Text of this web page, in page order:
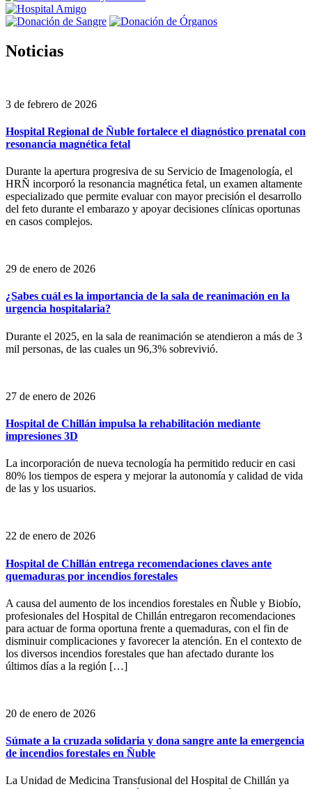
Noticias
3 de febrero de 2026
Hospital Regional de Ñuble fortalece el diagnóstico prenatal con
resonancia magnética fetal
Durante la apertura progresiva de su Servicio de Imagenología, el
HRÑ incorporó la resonancia magnética fetal, un examen altamente
especializado que permite evaluar con mayor precisión el desarrollo
del feto durante el embarazo y apoyar decisiones clínicas oportunas
en casos complejos.
29 de enero de 2026
¿Sabes cuál es la importancia de la sala de reanimación en la
urgencia hospitalaria?
Durante el 2025, en la sala de reanimación se atendieron a más de 3
mil personas, de las cuales un 96,3% sobrevivió.
27 de enero de 2026
Hospital de Chillán impulsa la rehabilitación mediante
impresiones 3D
La incorporación de nueva tecnología ha permitido reducir en casi
80% los tiempos de espera y mejorar la autonomía y calidad de vida
de las y los usuarios.
22 de enero de 2026
Hospital de Chillán entrega recomendaciones claves ante
quemaduras por incendios forestales
A causa del aumento de los incendios forestales en Ñuble y Biobío,
profesionales del Hospital de Chillán entregaron recomendaciones
para actuar de forma oportuna frente a quemaduras, con el fin de
disminuir complicaciones y favorecer la atención. En el contexto de
los diversos incendios forestales que han afectado durante los
últimos días a la región […]
20 de enero de 2026
Súmate a la cruzada solidaria y dona sangre ante la emergencia
de incendios forestales en Ñuble
La Unidad de Medicina Transfusional del Hospital de Chillán ya